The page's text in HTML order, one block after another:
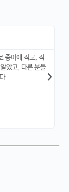
종이에 적고, 적
았고, 다른 분들